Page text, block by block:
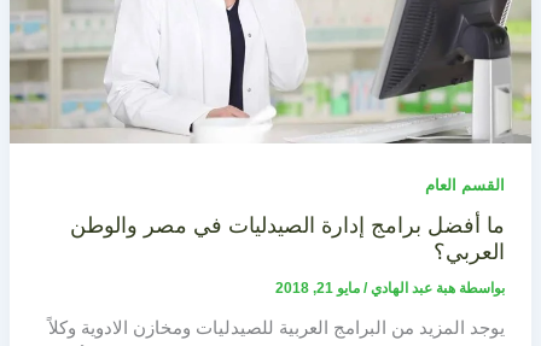
القسم العام
ما أفضل برامج إدارة الصيدليات في مصر والوطن
العربي؟
بواسطة هبة عبد الهادي/ مايو 21, 2018
يوجد المزيد من البرامج العربية للصيدليات ومخازن الادوية وكلاً